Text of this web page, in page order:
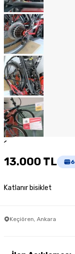
1
13.000 TL 6
Katlanır bisiklet
Keçiören, Ankara